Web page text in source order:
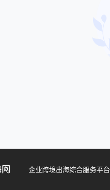
企业跨境出海综合服务平台